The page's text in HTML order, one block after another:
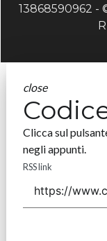
13868590962 -
close
Clicca sul
negli appunti.
RSS link